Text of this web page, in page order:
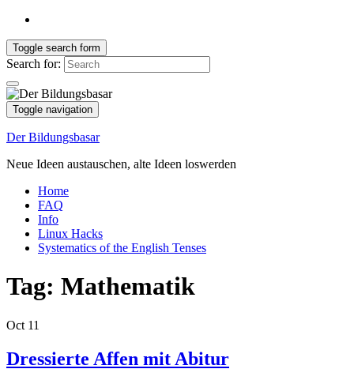
Toggle search form
Search for:
Toggle navigation
Der Bildungsbasar
Neue Ideen austauschen, alte Ideen loswerden
Home
FAQ
Info
Linux Hacks
Systematics of the English Tenses
Tag: Mathematik
Oct 11
Dressierte Affen mit Abitur